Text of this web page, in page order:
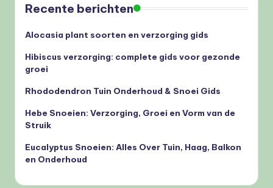
Recente berichten
Alocasia plant soorten en verzorging gids
Hibiscus verzorging: complete gids voor gezonde
groei
Rhododendron Tuin Onderhoud & Snoei Gids
Hebe Snoeien: Verzorging, Groei en Vorm van de
Struik
Eucalyptus Snoeien: Alles Over Tuin, Haag, Balkon
en Onderhoud